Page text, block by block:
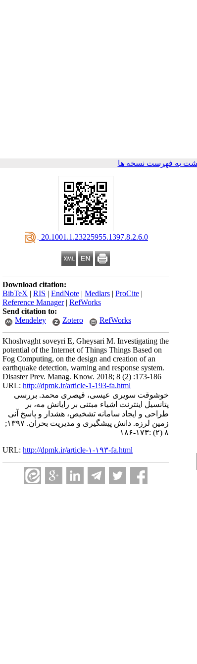
به فهرست نسخه ها
‎ 20.1001.1.23225955.1397.8.2.6.0
Download citation:
BibTeX | RIS | EndNote | Medlars | ProCite |
Reference Manager| RefWorks
Send citation to:
Mendeley
Zotero RefWorks
Khoshvaght soveyri E, Gheysari M. Investigating the
potential of the Internet of Things Things Based on
Fog Computing, on the design and creation of an
earthquake detection, warning and response system.
Disaster Prev. Manag. Know. 2018; 8 (2) :173-186
URL: http://dpmk.ir/article-1-193-fa.html
خوشوقت سویری عیسی، قیصری محمد. بررسی
پتانسیل اینترنت اشیاء مبتنی بر رایانش مه، بر
طراحی و ایجاد سامانه تشخیص، هشدار و پاسخ آنی
زمین لرزه. دانش پیشگیری و مدیریت بحران. ۱۳۹۷;
۸ (۲) :۱۷۳-۱۸۶
URL: http://dpmk.ir/article-۱-۱۹۳-fa.html